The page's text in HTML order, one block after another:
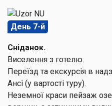
День 7-й
Сніданок.
Виселення з готелю.
Переїзд та екскурсія в
Ансі (у вартості туру).
Неземної краси пейзаж